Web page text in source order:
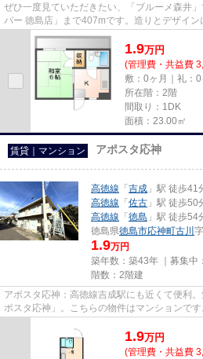
ぜひ一度見ていただきたい、「ブルーメ森井
パー 徳島店」まで407mです。造りとデザイ
供できるマンションです。平坦...
1.9万円
(管理費・共益費
敷：0ヶ月｜礼：0
所在階：2階
間取り：1DK
面積：23.00㎡
賃貸｜マンション アポスタ応神
高徳線 「 吉成 」駅 徒歩41
高徳線 「 佐古 」駅 徒歩50
高徳線 「 徳島 」駅 徒歩54
徳島県徳島市応神町古川
1.9万円
築年数：築43年 ｜募集中：
階数：2階建
アポスタ応神：高徳線吉成駅にも近くて便利
ポスタ応神」。こちらの物件はマンションです
1.9万円
(管理費・共益費